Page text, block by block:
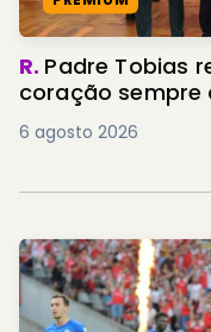
R. Padre Tobias
coração
6 agosto 2026